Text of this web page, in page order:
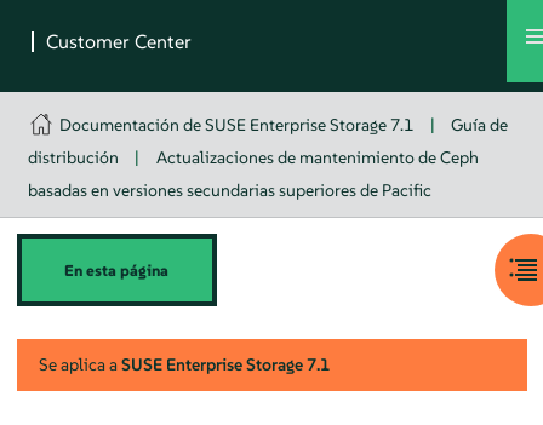
Documentación de SUSE Enterprise Storage 7.1 |
Guía de
distribución
|
Actualizaciones de mantenimiento de Ceph
basadas en versiones secundarias superiores de Pacific
En esta página
Se aplica aSUSE Enterprise Storage7.1